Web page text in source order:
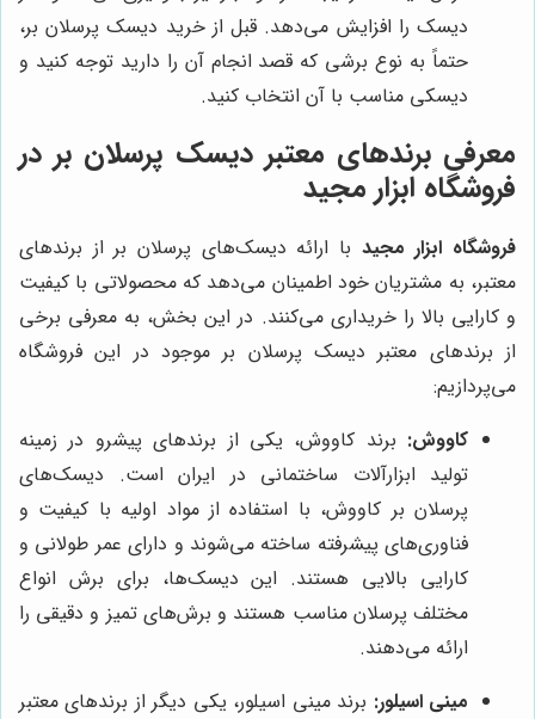
دیسک را افزایش می‌دهد. قبل از خرید دیسک پرسلان بر،
حتماً به نوع برشی که قصد انجام آن را دارید توجه کنید و
دیسکی مناسب با آن انتخاب کنید.
معرفی برندهای معتبر دیسک پرسلان بر در
فروشگاه ابزار مجید
فروشگاه ابزار مجید با ارائه دیسک‌های پرسلان بر از برندهای
معتبر، به مشتریان خود اطمینان می‌دهد که محصولاتی با کیفیت
و کارایی بالا را خریداری می‌کنند. در این بخش، به معرفی برخی
از برندهای معتبر دیسک پرسلان بر موجود در این فروشگاه
می‌پردازیم:
کاووش: برند کاووش، یکی از برندهای پیشرو در زمینه
تولید ابزارآلات ساختمانی در ایران است. دیسک‌های
پرسلان بر کاووش، با استفاده از مواد اولیه با کیفیت و
فناوری‌های پیشرفته ساخته می‌شوند و دارای عمر طولانی و
کارایی بالایی هستند. این دیسک‌ها، برای برش انواع
مختلف پرسلان مناسب هستند و برش‌های تمیز و دقیقی را
ارائه می‌دهند.
مینی اسیلور: برند مینی اسیلور، یکی دیگر از برندهای معتبر